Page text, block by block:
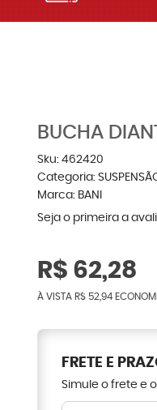
BUCHA
Sku: 462420
Categoria:
Marca: BANI
Seja o primeira a
R$ 62,28
À VISTA R$ 52,94
FRETE E
Simule o frete e